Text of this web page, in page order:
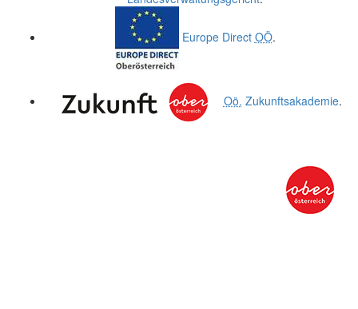
Europe Direct OÖ.
Oö. Zukunftsakademie.